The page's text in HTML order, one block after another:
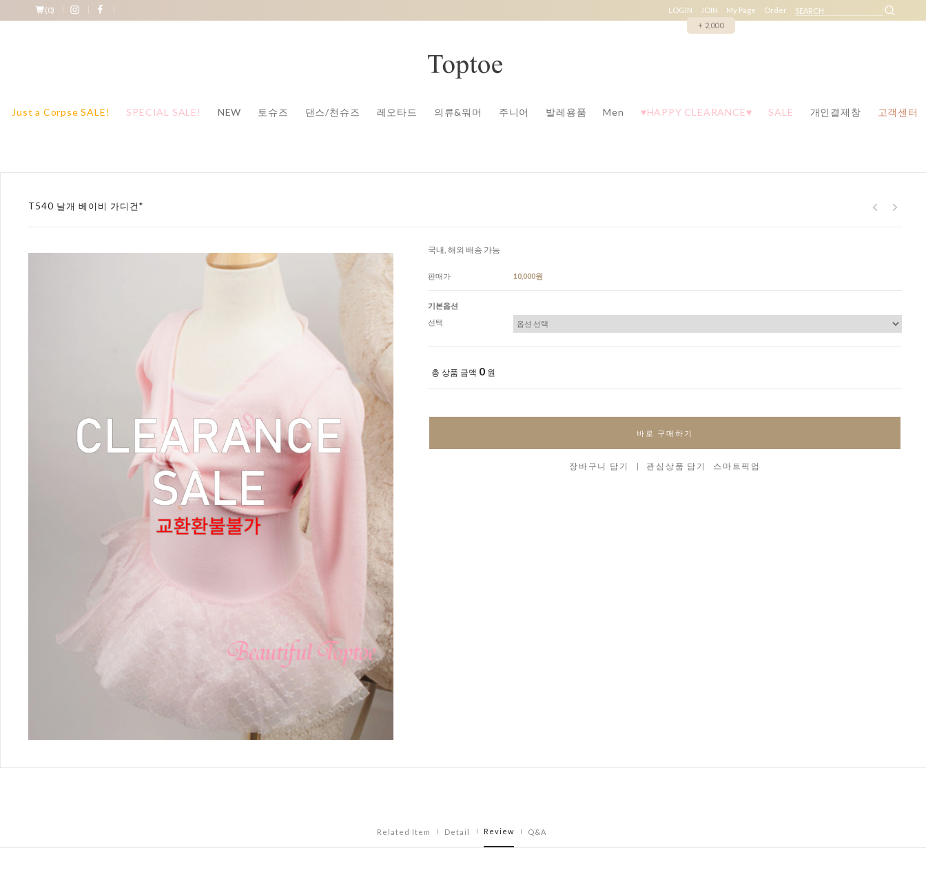
(0) LOGIN
JOIN
+ 2,000
My Page Order
Just a Corpse SALE! SPECIAL SALE! NEW 토슈즈 댄스/천슈즈 레오타드 의류&워머 주니어 발레용품 Men ♥HAPPY CLEARANCE♥ SALE 개인결제창 고객센터
T540 날개 베이비 가디건*
국내, 해외 배송 가능
판매가 10,000원
기본옵션
선택
총 상품 금액 0 원
바로 구매하기
장바구니 담기 | 관심상품 담기 스마트픽업
Related Item Detail Review Q&A